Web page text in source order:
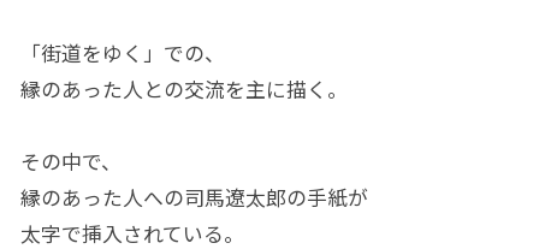
「街道をゆく」での、
縁のあった人との交流を主に描く。
その中で、
縁のあった人への司馬遼太郎の手紙が
太字で挿入されている。